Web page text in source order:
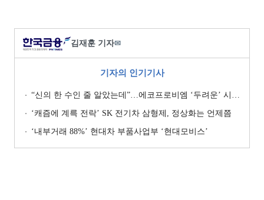
김재훈 기자✉
기자의 인기기사
“신의 한 수인 줄 알았는데”…에코프로비엠 ‘두려운’ 시나리오
‘캐즘에 계륵 전락’ SK 전기차 삼형제, 정상화는 언제쯤
‘내부거래 88%ʼ 현대차 부품사업부 ‘현대모비스ʼ